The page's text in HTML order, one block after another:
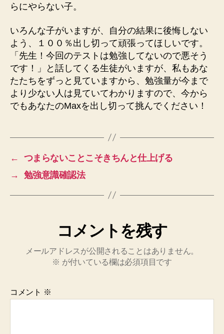
らにやらない子。
いろんな子がいますが、自分の結果に後悔しない
よう、１００％出し切って頑張ってほしいです。
「先生！今回のテストは勉強してないので悪そう
です！」と話してくる生徒がいますが、私もあな
たたちをずっと見ていますから、勉強量が今まで
より少ない人は見ていてわかりますので、今から
でもあなたのMaxを出し切って挑んでください！
←
つまらないことこそきちんと仕上げる
→
勉強意識確認法
コメントを残す
メールアドレスが公開されることはありません。
※ が付いている欄は必須項目です
コメント ※